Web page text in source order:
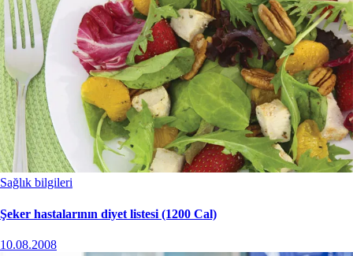
Sağlık bilgileri
Şeker hastalarının diyet listesi (1200 Cal)
10.08.2008